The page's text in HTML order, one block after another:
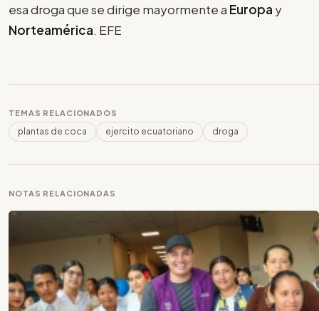
esa droga que se dirige mayormente a Europa y
Norteamérica. EFE
TEMAS RELACIONADOS
plantas de coca ejercito ecuatoriano droga
NOTAS RELACIONADAS